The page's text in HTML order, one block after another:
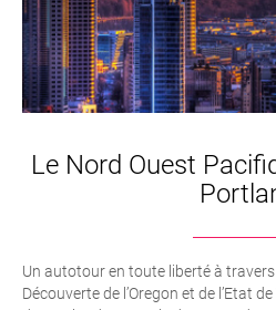
Le Nord Ouest
Un autotour en toute liberté à
Découverte de l’Oregon et de l’Etat